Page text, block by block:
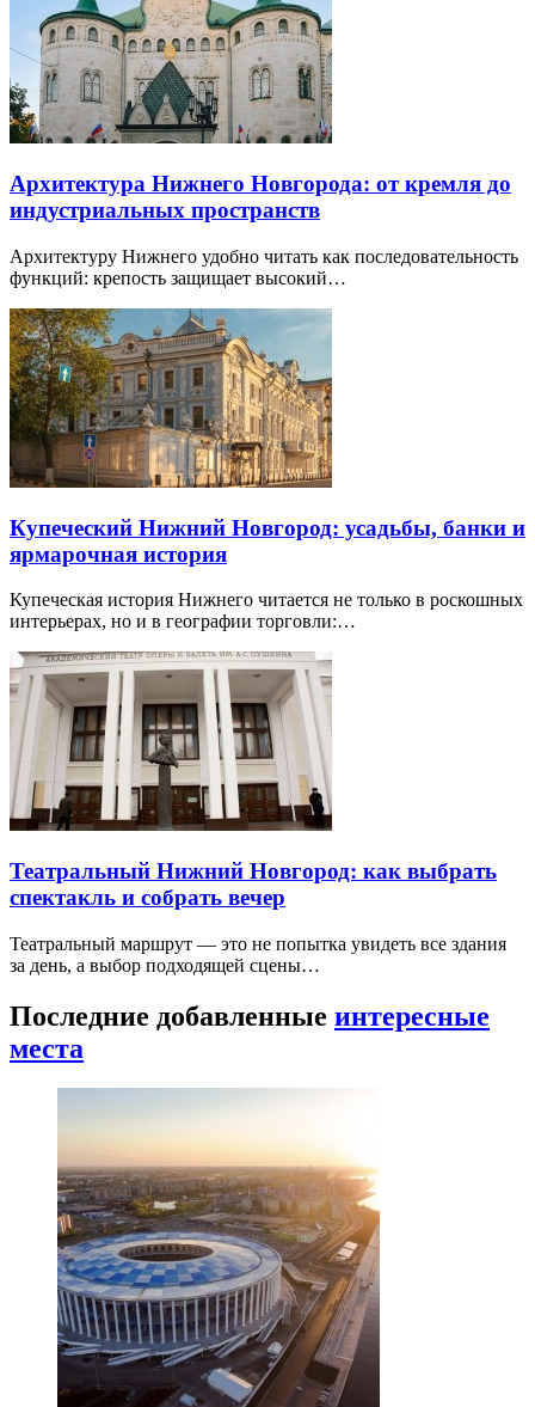
Архитектура Нижнего Новгорода: от кремля до
индустриальных пространств
Архитектуру Нижнего удобно читать как последовательность
функций: крепость защищает высокий…
Купеческий Нижний Новгород: усадьбы, банки и
ярмарочная история
Купеческая история Нижнего читается не только в роскошных
интерьерах, но и в географии торговли:…
Театральный Нижний Новгород: как выбрать
спектакль и собрать вечер
Театральный маршрут — это не попытка увидеть все здания
за день, а выбор подходящей сцены…
Последние добавленные интересные
места